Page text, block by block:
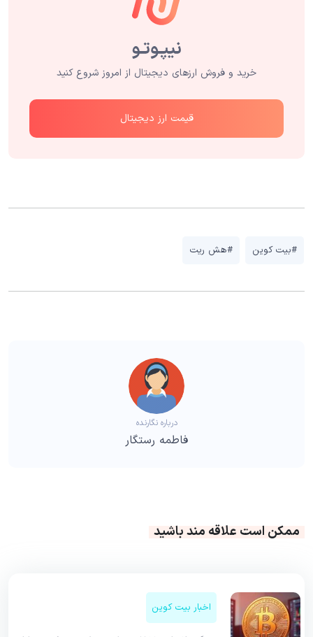
خرید و فروش ارزهای دیجیتال از امروز شروع کنید
قیمت ارز دیجیتال
#بیت کوین #هش ریت
درباره نگارنده
فاطمه رستگار
ممکن است علاقه مند باشید
اخبار بیت کوین